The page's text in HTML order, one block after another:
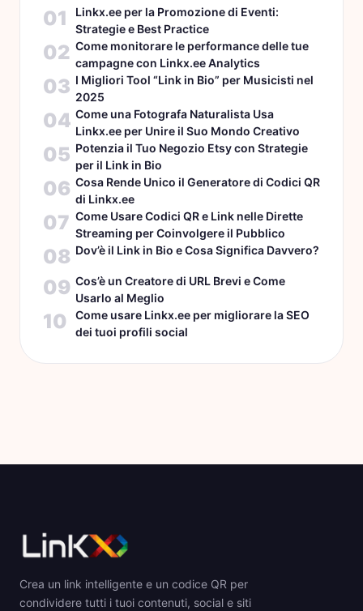
01
Linkx.ee per la Promozione di Eventi:
Strategie e Best Practice
02 Come monitorare le performance delle tue
campagne con Linkx.ee Analytics
03 I Migliori Tool “Link in Bio” per Musicisti nel
2025
04 Come una Fotografa Naturalista Usa
Linkx.ee per Unire il Suo Mondo Creativo
05 Potenzia il Tuo Negozio Etsy con Strategie
per il Link in Bio
06 Cosa Rende Unico il Generatore di Codici QR
di Linkx.ee
07 Come Usare Codici QR e Link nelle Dirette
Streaming per Coinvolgere il Pubblico
08 Dov’è il Link in Bio e Cosa Significa Davvero?
09 Cos’è un Creatore di URL Brevi e Come
Usarlo al Meglio
10
Come usare Linkx.ee per migliorare la SEO
dei tuoi profili social
Crea un link intelligente e un codice QR per
condividere tutti i tuoi contenuti, social e siti